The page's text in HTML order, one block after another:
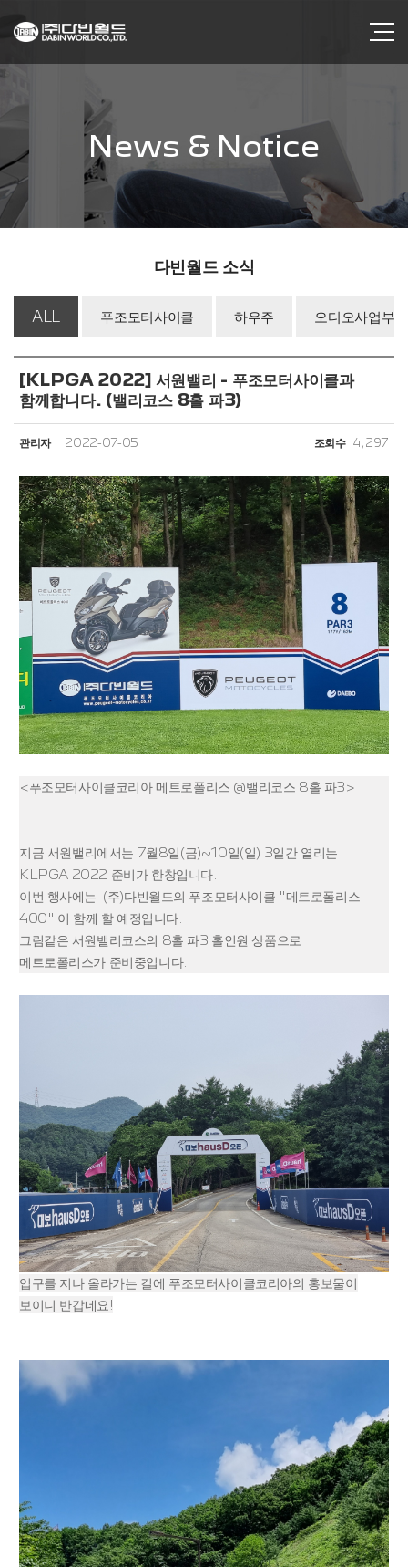
News & Notice
다빈월드 소식
ALL 푸조모터사이클 하우주 오디오사업부
[KLPGA 2022] 서원밸리 - 푸조모터사이클과
함께합니다. (밸리코스 8홀 파3)
관리자 2022-07-05 조회수 4,297
<푸조모터사이클코리아 메트로폴리스 @밸리코스 8홀 파3>
지금 서원밸리에서는 7월8일(금)~10일(일) 3일간 열리는
KLPGA 2022 준비가 한창입니다.
이번 행사에는 (주)다빈월드의 푸조모터사이클 "메트로폴리스
400" 이 함께 할 예정입니다.
그림같은 서원밸리코스의 8홀 파3 홀인원 상품으로
메트로폴리스가 준비중입니다.
입구를 지나 올라가는 길에 푸조모터사이클코리아의 홍보물이
보이니 반갑네요!